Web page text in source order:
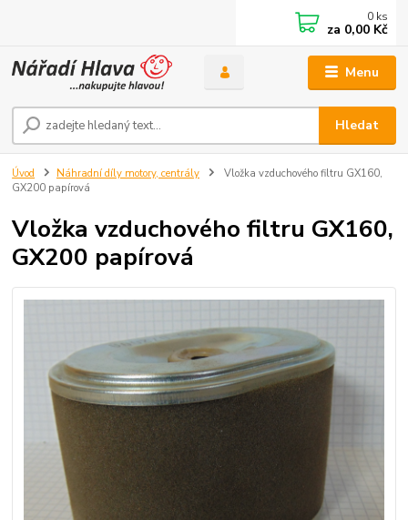
Menu
Hledat
0 ks
za 0,00 Kč
Úvod Náhradní díly motory, centrály
Vložka vzduchového filtru GX160,
GX200 papírová
Vložka vzduchového filtru GX160,
GX200 papírová